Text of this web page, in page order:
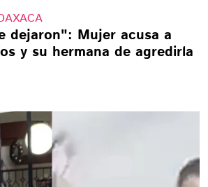
dejaron": Mujer acusa a
y su hermana de agredirla